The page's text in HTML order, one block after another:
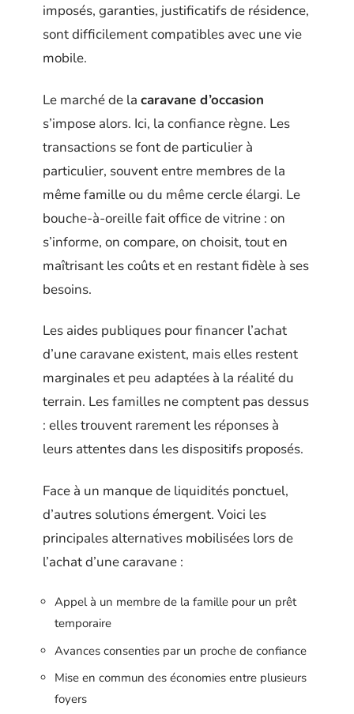
imposés, garanties, justificatifs de résidence,
sont difficilement compatibles avec une vie
mobile.
Le marché de la caravane d’occasion
s’impose alors. Ici, la confiance règne. Les
transactions se font de particulier à
particulier, souvent entre membres de la
même famille ou du même cercle élargi. Le
bouche-à-oreille fait office de vitrine : on
s’informe, on compare, on choisit, tout en
maîtrisant les coûts et en restant fidèle à ses
besoins.
Les aides publiques pour financer l’achat
d’une caravane existent, mais elles restent
marginales et peu adaptées à la réalité du
terrain. Les familles ne comptent pas dessus
: elles trouvent rarement les réponses à
leurs attentes dans les dispositifs proposés.
Face à un manque de liquidités ponctuel,
d’autres solutions émergent. Voici les
principales alternatives mobilisées lors de
l’achat d’une caravane :
Appel à un membre de la famille pour un prêt
temporaire
Avances consenties par un proche de confiance
Mise en commun des économies entre plusieurs
foyers